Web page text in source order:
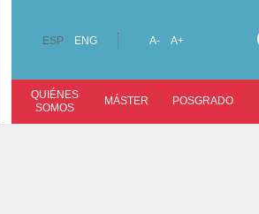
ESP ENG A- A+
QUIÉNES
SOMOS
MÁSTER POSGRADO